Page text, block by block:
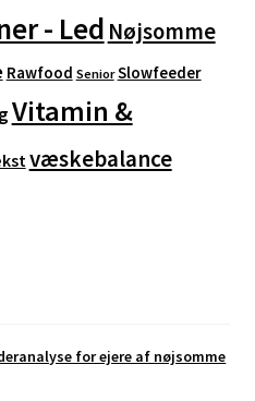
- Led Nøjsomme
Rawfood Senior Slowfeeder
Vitamin &
væskebalance
for ejere af nøjsomme